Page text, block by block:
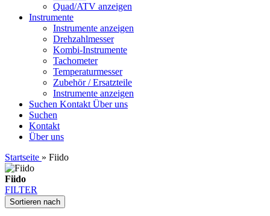
Quad/ATV anzeigen
Instrumente
Instrumente anzeigen
Drehzahlmesser
Kombi-Instrumente
Tachometer
Temperaturmesser
Zubehör / Ersatzteile
Instrumente anzeigen
Suchen Kontakt Über uns
Suchen
Kontakt
Über uns
Startseite » Fiido
Fiido
FILTER
Sortieren nach